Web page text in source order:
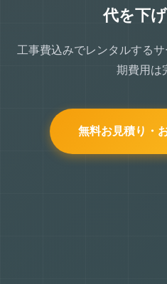
代を下
工事費込みでレンタルする
期費用は
無料お見積り・